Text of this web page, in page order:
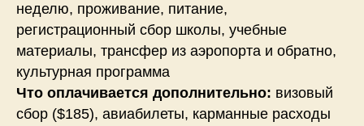
неделю, проживание, питание,
регистрационный сбор школы, учебные
материалы, трансфер из аэропорта и обратно,
культурная программа
Что оплачивается дополнительно: визовый
сбор ($185), авиабилеты, карманные расходы